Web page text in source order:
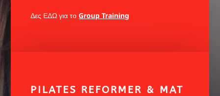
Δες ΕΔΩ για τοGroup Training
PILATES REFORMER & MAT